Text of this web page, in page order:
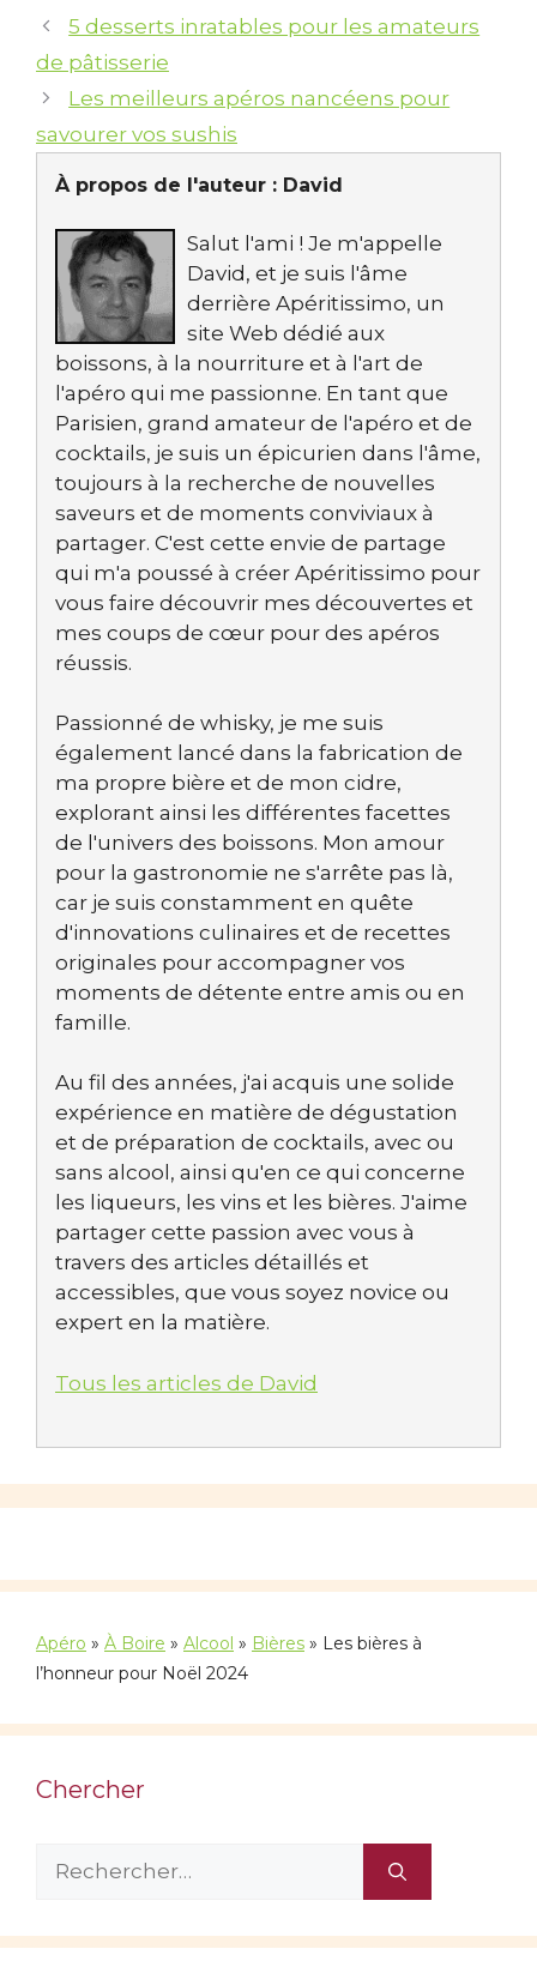
5 desserts inratables pour les amateurs
de pâtisserie
Les meilleurs apéros nancéens pour
savourer vos sushis
À propos de l'auteur : David
Salut l'ami ! Je m'appelle
David, et je suis l'âme
derrière Apéritissimo, un
site Web dédié aux
boissons, à la nourriture et à l'art de
l'apéro qui me passionne. En tant que
Parisien, grand amateur de l'apéro et de
cocktails, je suis un épicurien dans l'âme,
toujours à la recherche de nouvelles
saveurs et de moments conviviaux à
partager. C'est cette envie de partage
qui m'a poussé à créer Apéritissimo pour
vous faire découvrir mes découvertes et
mes coups de cœur pour des apéros
réussis.
Passionné de whisky, je me suis
également lancé dans la fabrication de
ma propre bière et de mon cidre,
explorant ainsi les différentes facettes
de l'univers des boissons. Mon amour
pour la gastronomie ne s'arrête pas là,
car je suis constamment en quête
d'innovations culinaires et de recettes
originales pour accompagner vos
moments de détente entre amis ou en
famille.
Au fil des années, j'ai acquis une solide
expérience en matière de dégustation
et de préparation de cocktails, avec ou
sans alcool, ainsi qu'en ce qui concerne
les liqueurs, les vins et les bières. J'aime
partager cette passion avec vous à
travers des articles détaillés et
accessibles, que vous soyez novice ou
expert en la matière.
Tous les articles de David
Apéro » À Boire » Alcool » Bières » Les bières à
l’honneur pour Noël 2024
Chercher
Rechercher :